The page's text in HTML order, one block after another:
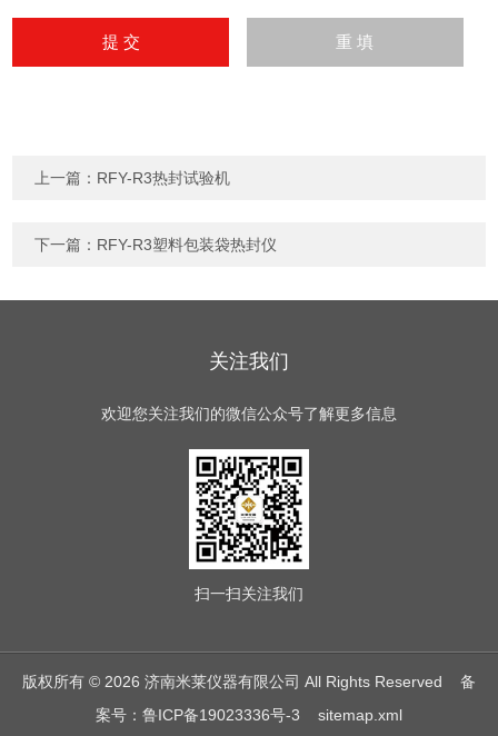
上一篇： RFY-R3热封试验机
下一篇： RFY-R3塑料包装袋热封仪
关注我们
欢迎您关注我们的微信公众号了解更多信息
扫一扫关注我们
版权所有 © 2026 济南米莱仪器有限公司 All Rights Reserved 备
案号：鲁ICP备19023336号-3
sitemap.xml